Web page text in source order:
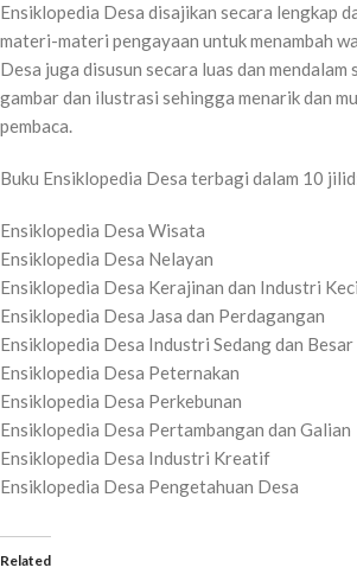
Ensiklopedia Desa disajikan secara lengkap
materi-materi pengayaan untuk menambah
Desa juga disusun secara luas dan
gambar dan ilustrasi sehingga menarik dan
pembaca.
Buku Ensiklopedia Desa terbagi dalam 10
Ensiklopedia Desa Wisata
Ensiklopedia Desa Nelayan
Ensiklopedia Desa Kerajinan dan Industri
Ensiklopedia Desa Jasa dan Perdagangan
Ensiklopedia Desa Industri Sedang dan Besar
Ensiklopedia Desa Peternakan
Ensiklopedia Desa Perkebunan
Ensiklopedia Desa Pertambangan dan Galian
Ensiklopedia Desa Industri Kreatif
Ensiklopedia Desa Pengetahuan Desa
Related